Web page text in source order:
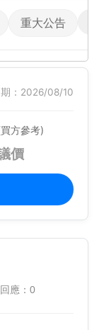
重大公告
：2026/08/10
方參考)
價
回應：0